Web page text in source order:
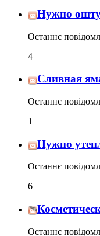
Нужно
Останнє
4
Сливная
Останнє
1
Нужно
Останнє
6
Останнє